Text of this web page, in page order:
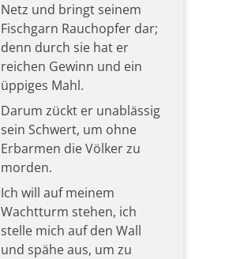
Netz und bringt seinem
Fischgarn Rauchopfer dar;
denn durch sie hat er
reichen Gewinn und ein
üppiges Mahl.
Darum zückt er unablässig
sein Schwert, um ohne
Erbarmen die Völker zu
morden.
Ich will auf meinem
Wachtturm stehen, ich
stelle mich auf den Wall
und spähe aus, um zu